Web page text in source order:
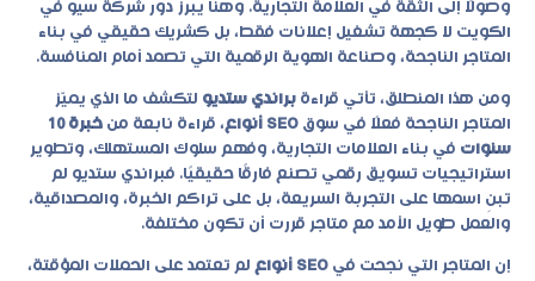
وصولًا إلى الثقة في العلامة التجارية. وهنا يبرز دور شركة سيو في
الكويت لا كجهة تشغيل إعلانات فقط، بل كشريك حقيقي في بناء
المتاجر الناجحة، وصناعة الهوية الرقمية التي تصمد أمام المنافسة.
ومن هذا المنطلق، تأتي قراءة براندي ستديو لتكشف ما الذي يميّز
المتاجر الناجحة فعلًا في سوق SEO أنواع ، قراءة نابعة من
خبرة 10
سنوات في بناء العلامات التجارية، وفهم سلوك المستهلك، وتطوير
استراتيجيات تسويق رقمي تصنع فارقًا حقيقيًا. فبراندي ستديو لم
تبنِ اسمها على التجربة السريعة، بل على تراكم الخبرة، والمصداقية،
والعمل طويل الأمد مع متاجر قررت أن تكون مختلفة.
إن المتاجر التي نجحت في SEO أنواع
لم تعتمد على الحملات المؤقتة،